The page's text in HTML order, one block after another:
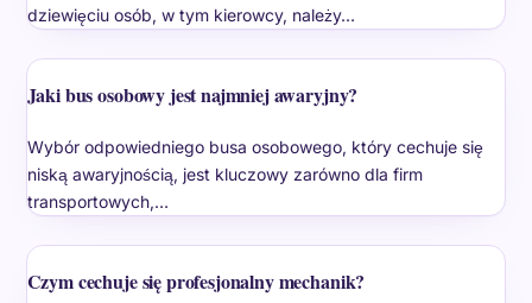
dziewięciu osób, w tym kierowcy, należy…
Jaki bus osobowy jest najmniej awaryjny?
Wybór odpowiedniego busa osobowego, który cechuje się
niską awaryjnością, jest kluczowy zarówno dla firm
transportowych,…
Czym cechuje się profesjonalny mechanik?